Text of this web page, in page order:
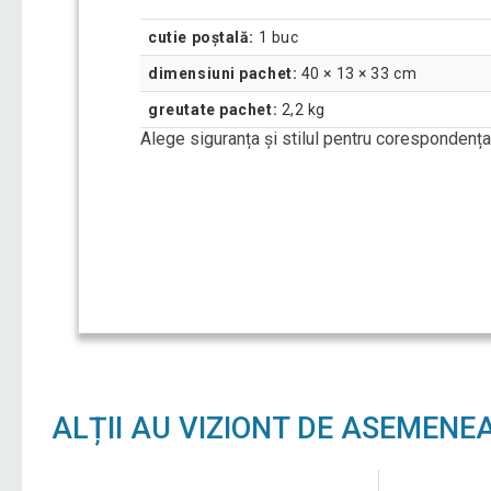
cutie poștală: 1 buc
dimensiuni pachet: 40 × 13 × 33 cm
greutate pachet: 2,2 kg
Alege siguranța și stilul pentru
ALȚII AU VIZIONT DE